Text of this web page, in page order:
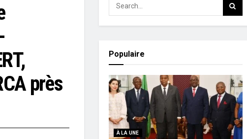
près
Populaire
À LA UNE